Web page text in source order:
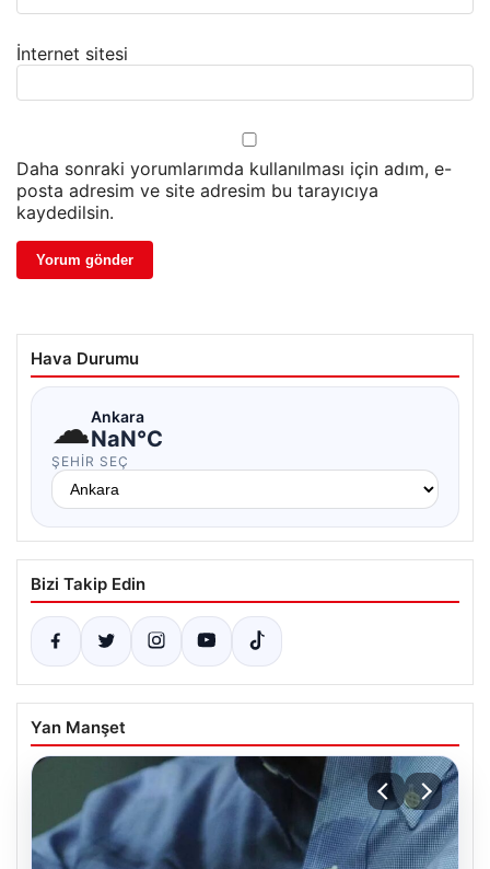
İnternet sitesi
Daha sonraki yorumlarımda kullanılması için adım, e-
posta adresim ve site adresim bu tarayıcıya
kaydedilsin.
Hava Durumu
☁Ankara
NaN°C
ŞEHIR SEÇ
Bizi Takip Edin
Yan Manşet